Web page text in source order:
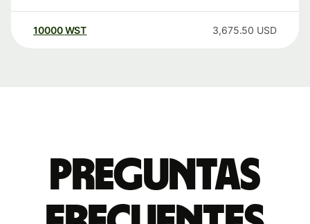
10000 WST 3,675.50 USD
Preguntas